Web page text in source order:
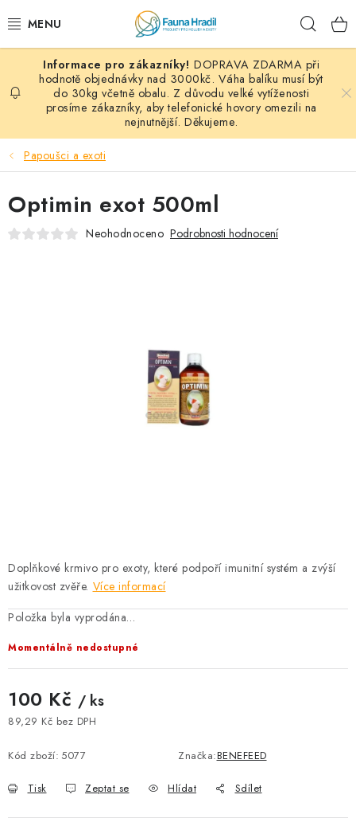
na
PAPOUŠCI A EXOTI
ZRNINY A OBILOVINY
MDM KRMIVA
KONTAKT
VÝPRODEJ
ZNAČKY
Slevy Naše prodejna
Podmínky ochrany osobních údajů
DOPRAVA ZDARMA při
hodnotě objednávky nad 3000kč. Váha balíku musí být
do 30kg včetně obalu. Z důvodu velké vytíženosti
prosíme zákazníky, aby telefonické hovory omezili na
nejnutnější. Děkujeme.
Papoušci a exoti
Doplňkové krmivo pro exoty, které podpoří imunitní systém a zvýší
užitkovost zvěře. Více informací
Položka byla vyprodána…
Momentálně nedostupné
100 Kč / ks
89,29 Kč bez DPH
Kód zboží: 5077 Značka:BENEFEED
Tisk Zeptat se Hlídat Sdílet
Optimin exot 500ml
Neohodnoceno Podrobnosti hodnocení